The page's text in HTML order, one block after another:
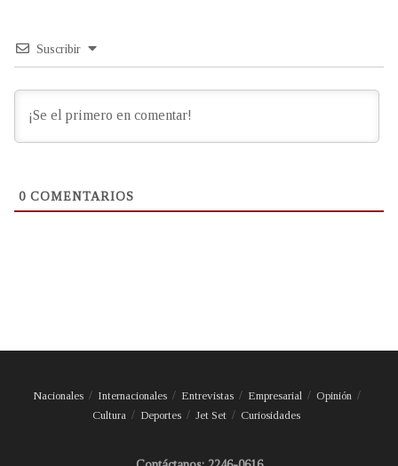
Suscribir
0 COMENTARIOS
Nacionales Internacionales Entrevistas Empresarial
Opinión
Cultura
Deportes Jet Set Curiosidades